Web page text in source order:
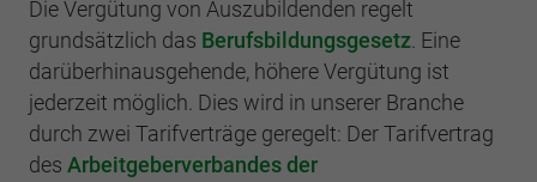
Die Vergütung von Auszubildenden regelt
grundsätzlich das Berufsbildungsgesetz. Eine
darüberhinausgehende, höhere Vergütung ist
jederzeit möglich. Dies wird in unserer Branche
durch zwei Tarifverträge geregelt: Der Tarifvertrag
des Arbeitgeberverbandes der
dies eingestellt hat.
Name fe_typo3_user
BWV Koblenz
Zweck
eine Website besucht hat, sowie Daten für
den ersten und letzten Besuch. Von Google
Analytics verwendet.
Name _gid